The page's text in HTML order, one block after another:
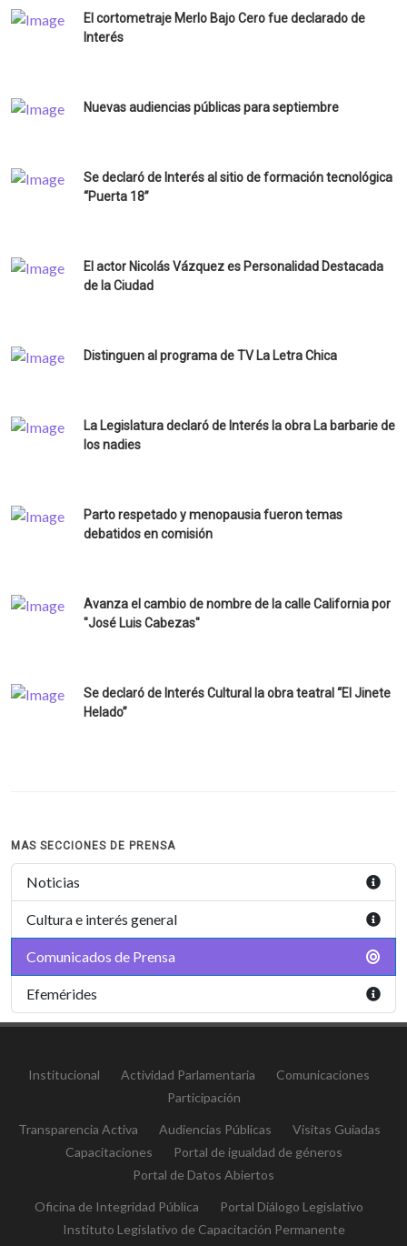
El cortometraje Merlo Bajo Cero fue declarado de
Interés
Nuevas audiencias públicas para septiembre
Se declaró de Interés al sitio de formación tecnológica
“Puerta 18”
El actor Nicolás Vázquez es Personalidad Destacada
de la Ciudad
Distinguen al programa de TV La Letra Chica
La Legislatura declaró de Interés la obra La barbarie de
los nadies
Parto respetado y menopausia fueron temas
debatidos en comisión
Avanza el cambio de nombre de la calle California por
"José Luis Cabezas"
Se declaró de Interés Cultural la obra teatral “El Jinete
Helado”
MAS SECCIONES DE PRENSA
Noticias
Cultura e interés general
Comunicados de Prensa
Efemérides
Institucional Actividad Parlamentaria
Comunicaciones
Participación
Transparencia Activa Audiencias Públicas
Visitas Guiadas
Capacitaciones
Portal de igualdad de géneros
Portal de Datos Abiertos
Oficina de Integridad Pública
Portal Diálogo Legislativo
Instituto Legislativo de Capacitación Permanente